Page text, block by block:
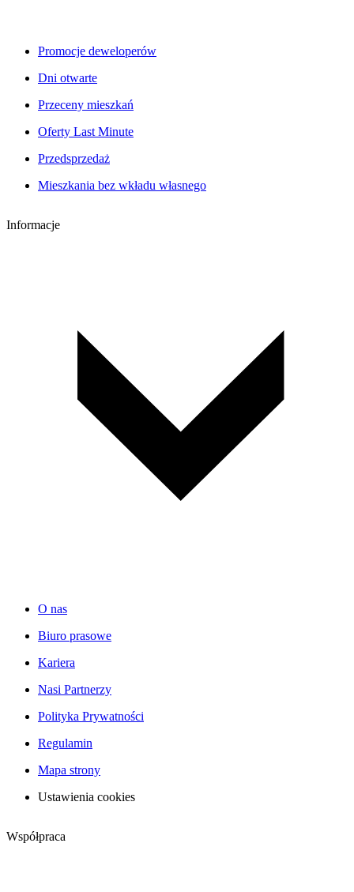
Promocje deweloperów
Dni otwarte
Przeceny mieszkań
Oferty Last Minute
Przedsprzedaż
Mieszkania bez wkładu własnego
Informacje
O nas
Biuro prasowe
Kariera
Nasi Partnerzy
Polityka Prywatności
Regulamin
Mapa strony
Ustawienia cookies
Współpraca